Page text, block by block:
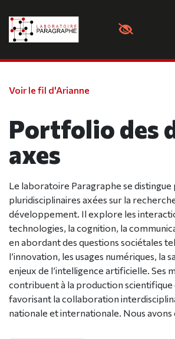
Voir le fil d'Arianne
Portfolio des
axes
Le laboratoire Paragraphe se distingue
pluridisciplinaires axées sur la
développement. Il explore les
technologies, la cognition, la
en abordant des questions sociétales
l’innovation, les usages numériques, la
enjeux de l’intelligence artificielle. Ses
contribuent à la production scientifique
favorisant la collaboration
nationale et internationale. Nous avons
Le portfolio qui suit est structuré par